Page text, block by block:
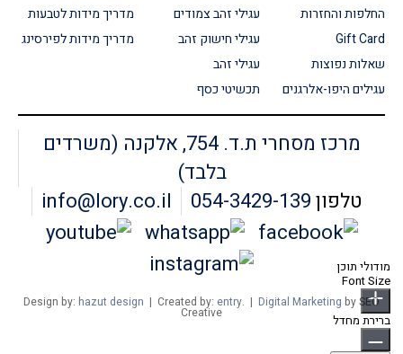
החלפות והחזרות
Gift Card
שאלות נפוצות
עגילים היפו-אלרגנים
עגילי זהב צמודים
עגילי חישוק זהב
עגילי זהב
תכשיטי כסף
מדריך מידות לטבעות
מדריך מידות לפירסינג
מרכז מסחרי ת.ד. 754, אלקנה (משרדים
בלבד)
טלפון054-3429-139
info@lory.co.il
Design by: hazut design | Created by: entry. | Digital Marketing by SEO
Creative
מודולי תוכן
Font Size
ברירת מחדל